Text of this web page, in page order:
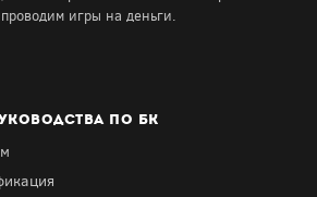
игры на деньги.
ПО БК